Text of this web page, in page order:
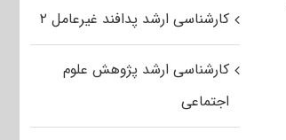
کارشناسی ارشد پدافند غیرعامل ۲
کارشناسی ارشد پژوهش علوم
اجتماعی